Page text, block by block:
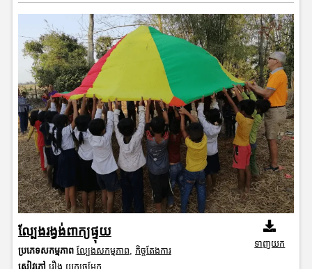
ល្បែងរង្វង់ពាក្យផ្ទុយ
ប្រភេទសកម្មភាព ល្បែងសកម្មភាព, កិច្ចតែងការ
សៀវភៅ រឿង យក្សចម្លែក
ទាញយក